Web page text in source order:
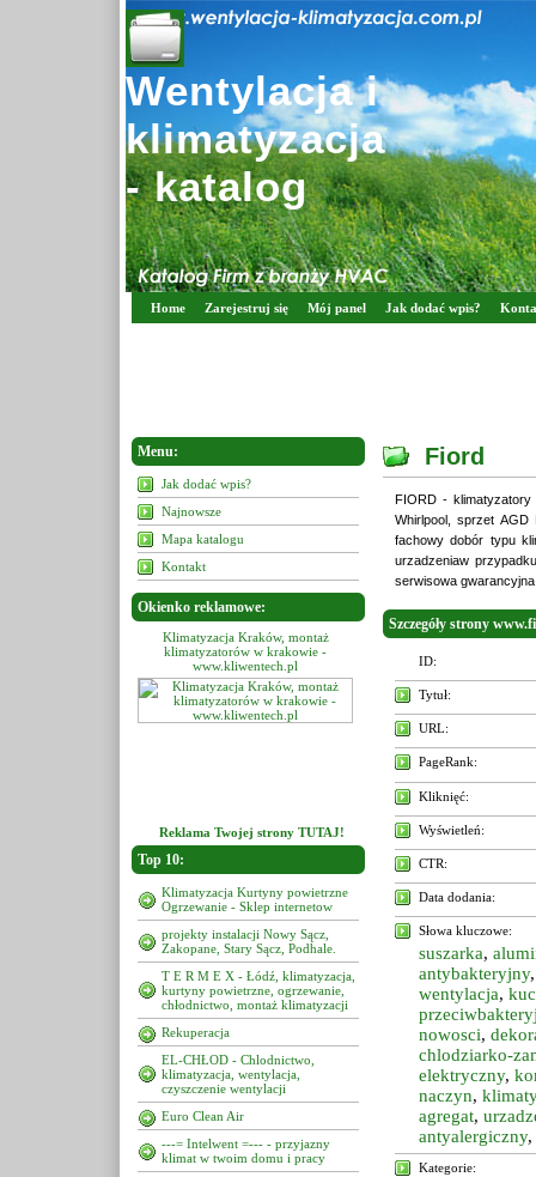
Wentylacja i
klimatyzacja
- katalog
Home Zarejestruj się Mój panel Jak dodać wpis?
Menu:
Jak dodać wpis?
Najnowsze
Mapa katalogu
Kontakt
Okienko reklamowe:
Klimatyzacja Kraków, montaż
klimatyzatorów w krakowie -
www.kliwentech.pl
Klimatyzacja Kraków,
www.kliwentech.pl
Reklama Twojej strony TUTAJ!
Top 10:
Klimatyzacja Kurtyny powietrzne
Ogrzewanie - Sklep internetow
projekty instalacji Nowy Sącz,
Zakopane, Stary Sącz, Podhale.
T E R M E X - Łódź, klimatyzacja,
kurtyny powietrzne, ogrzewanie,
chłodnictwo, montaż klimatyzacji
Rekuperacja
EL-CHŁOD - Chlodnictwo,
klimatyzacja, wentylacja,
czyszczenie wentylacji
Euro Clean Air
---= Intelwent =--- - przyjazny
klimat w twoim domu i pracy
Fiord
FIORD -
Whirlpool, sprzet AGD
fachowy dobór typu
urzadzeniaw
serwisowa
Szczegóły strony
ID:
Tytuł:
URL:
PageRank:
Kliknięć:
Wyświetleń:
CTR:
Data dodania:
Słowa kluczowe:
suszarka,
antybakteryjny
wentylacja,
nowosci,
chlodziarko-
elektryczny,
naczyn,
agregat,
antyalergiczny,
Kategorie: